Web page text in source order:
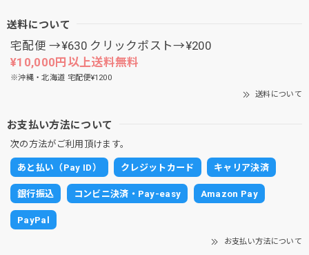
送料について
宅配便 →¥630 クリックポスト→¥200
¥10,000円以上送料無料
※沖縄・北海道 宅配便¥1200
送料について
お支払い方法について
次の方法がご利用頂けます。
あと払い（Pay ID） クレジットカード キャリア決済
銀行振込 コンビニ決済・Pay-easy Amazon Pay
PayPal
お支払い方法について